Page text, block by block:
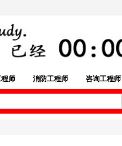
师 消防工程师 咨询工程师